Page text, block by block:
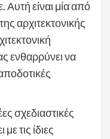
είναι μία από
αρχιτεκτονικής
ενθαρρύνει να
σχεδιαστικές
τις ίδιες